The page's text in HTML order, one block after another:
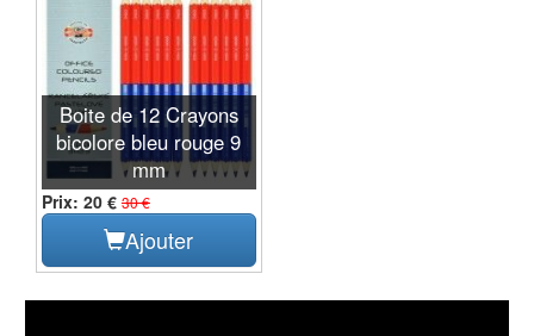
Boite de 12 Crayons
bicolore bleu rouge 9
mm
Prix: 20 € 30 €
Ajouter